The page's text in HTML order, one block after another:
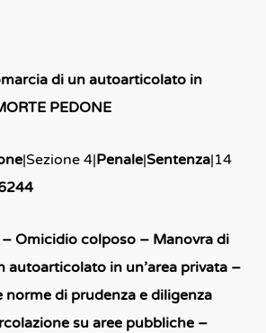
di un autoarticolato in
PEDONE
|Sezione 4|Penale|Sentenza|14
Omicidio colposo – Manovra di
autoarticolato in un’area privata –
norme di prudenza e diligenza
su aree pubbliche –